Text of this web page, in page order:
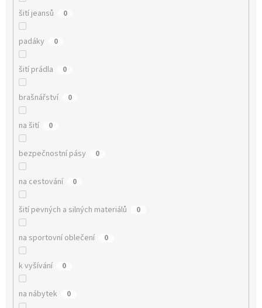
šití jeansů 0
padáky 0
šití prádla 0
brašnářství 0
na šití 0
bezpečnostní pásy 0
na cestování 0
šití pevných a silných materiálů 0
na sportovní oblečení 0
k vyšívání 0
na nábytek 0